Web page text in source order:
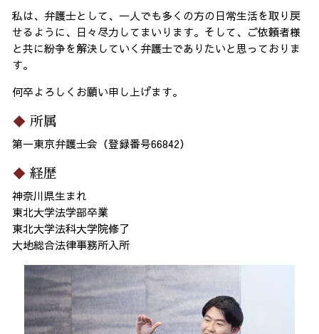
私は、弁護士として、一人でも多くの方の日常生活を取り戻
せるように、日々尽力してまいります。そして、ご依頼者様
と共に紛争を解決していく弁護士でありたいと思っておりま
す。
何卒よろしくお願い申し上げます。
所属
第一東京弁護士会（登録番号66842）
経歴
神奈川県生まれ
東北大学法学部卒業
東北大学法科大学院修了
大地総合法律事務所入所